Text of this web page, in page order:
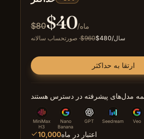
$80$40 /ماه
صورتحساب سالانه ·$960$480 /سال
ارتقا به حداکثر
مدل‌های پیشرفته در دسترس هستند
MiniMax
H3
Nano
Banana
GPT Seedream Veo
10,000اعتبار در ماه